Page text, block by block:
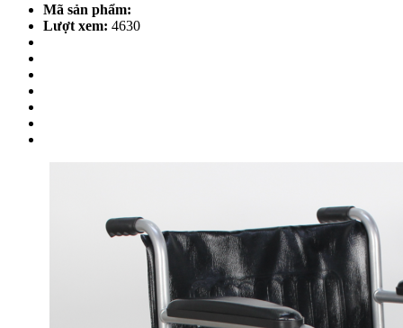
Mã sản phẩm:
Lượt xem: 4630